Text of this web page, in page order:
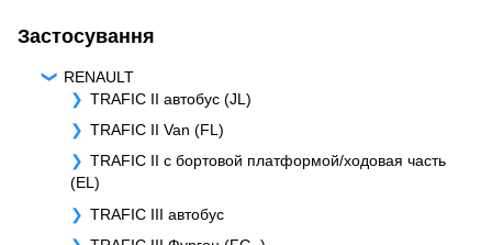
Застосування
RENAULT
TRAFIC II автобус (JL)
TRAFIC II Van (FL)
TRAFIC II c бортовой платформой/ходовая часть
(EL)
TRAFIC III автобус